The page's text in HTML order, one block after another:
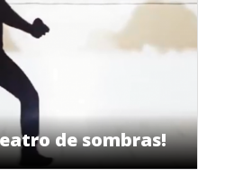
de sombras!